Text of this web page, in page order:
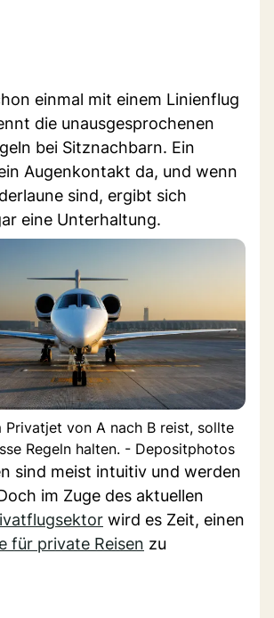
einmal mit einem Linienflug
die unausgesprochenen
bei Sitznachbarn. Ein
Augenkontakt da, und wenn
sind, ergibt sich
eine Unterhaltung.
Privatjet von A nach B reist, sollte
Regeln halten. - Depositphotos
sind meist intuitiv und werden
im Zuge des aktuellen
wird es Zeit, einen
für private Reisen zu